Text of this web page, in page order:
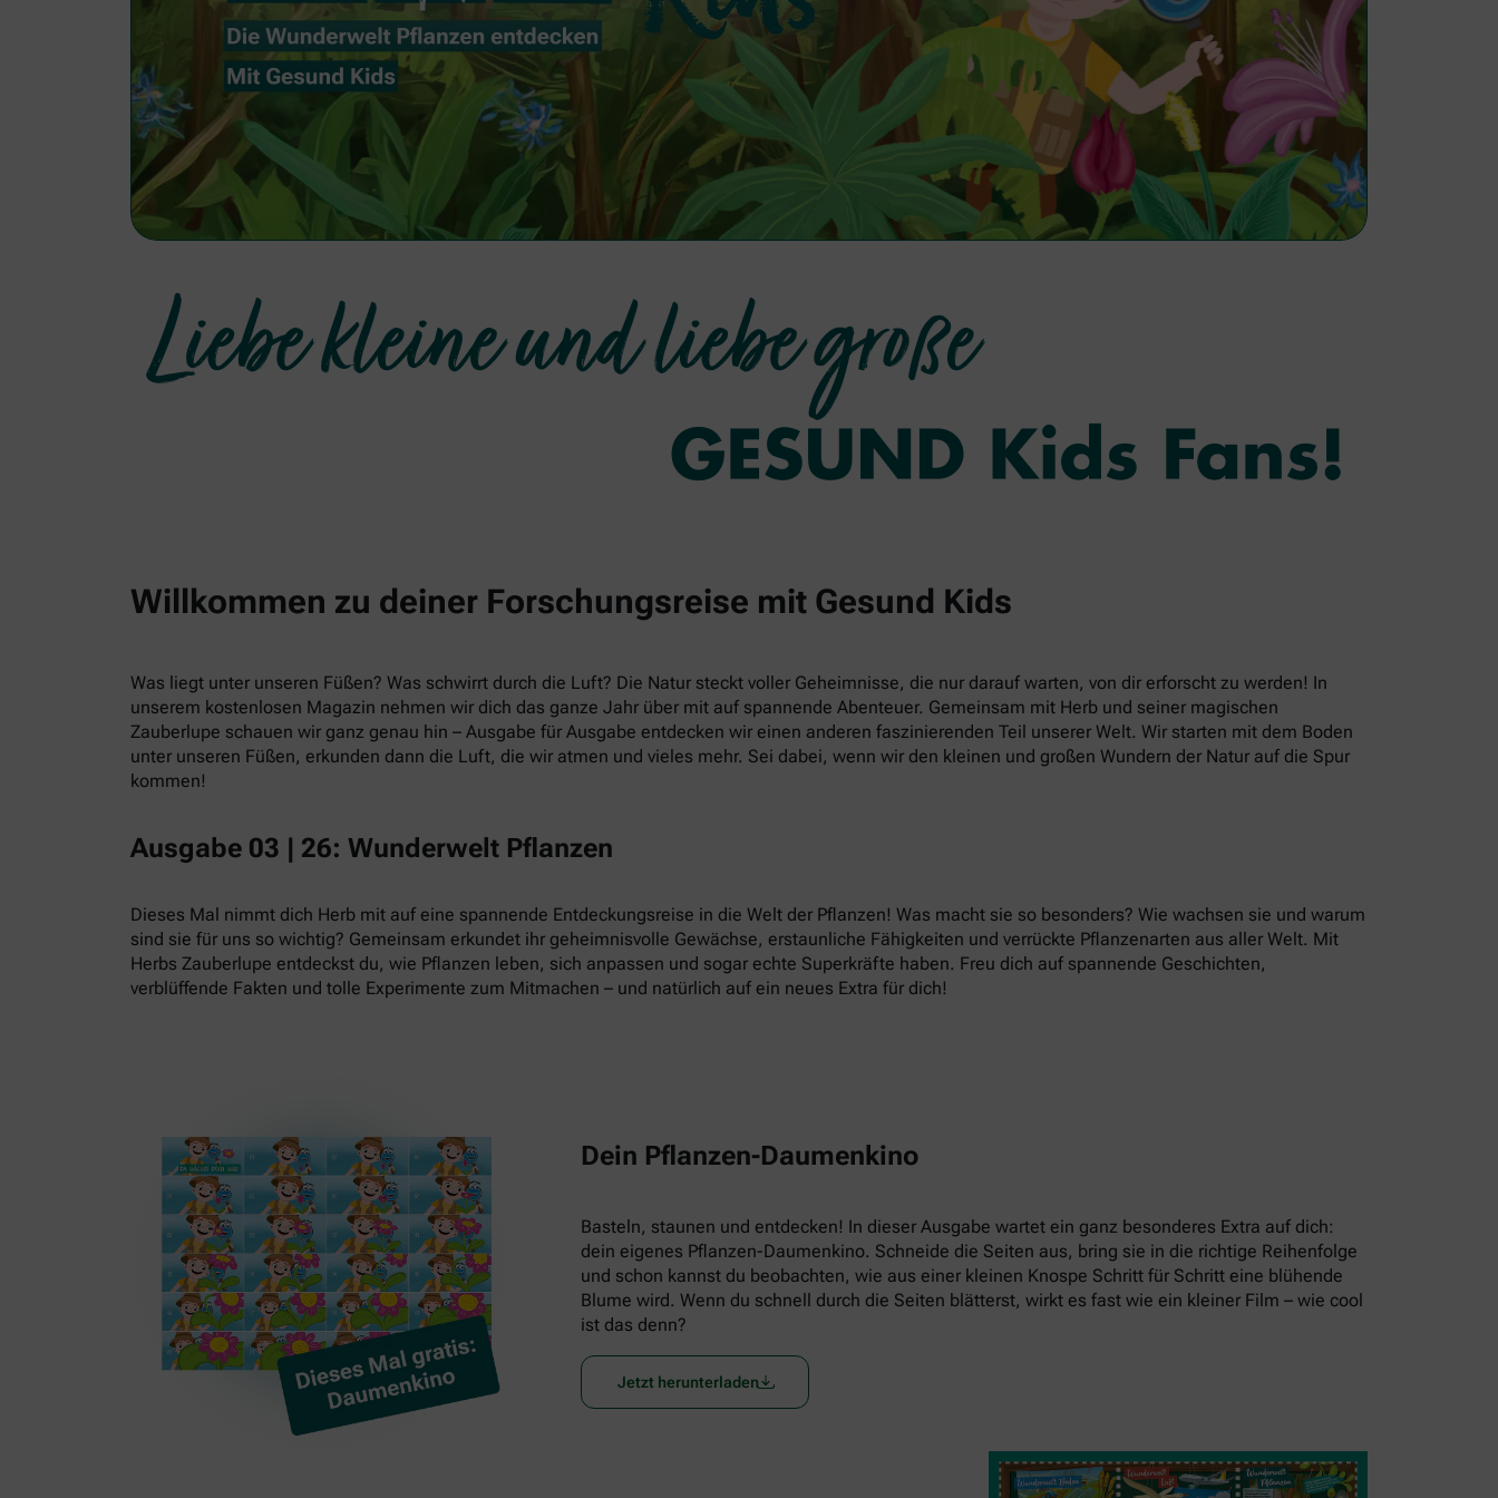
Willkommen zu deiner Forschungsreise mit Gesund Kids
Was liegt unter unseren Füßen? Was schwirrt durch die Luft? Die Natur steckt voller Geheimnisse, die nur darauf warten, von dir erforscht zu werden! In
unserem kostenlosen Magazin nehmen wir dich das ganze Jahr über mit auf spannende Abenteuer. Gemeinsam mit Herb und seiner magischen
Zauberlupe schauen wir ganz genau hin – Ausgabe für Ausgabe entdecken wir einen anderen faszinierenden Teil unserer Welt. Wir starten mit dem Boden
unter unseren Füßen, erkunden dann die Luft, die wir atmen und vieles mehr. Sei dabei, wenn wir den kleinen und großen Wundern der Natur auf die Spur
kommen!
Ausgabe 03 | 26: Wunderwelt Pflanzen
Dieses Mal nimmt dich Herb mit auf eine spannende Entdeckungsreise in die Welt der Pflanzen! Was macht sie so besonders? Wie wachsen sie und warum
sind sie für uns so wichtig? Gemeinsam erkundet ihr geheimnisvolle Gewächse, erstaunliche Fähigkeiten und verrückte Pflanzenarten aus aller Welt. Mit
Herbs Zauberlupe entdeckst du, wie Pflanzen leben, sich anpassen und sogar echte Superkräfte haben. Freu dich auf spannende Geschichten,
verblüffende Fakten und tolle Experimente zum Mitmachen – und natürlich auf ein neues Extra für dich!
Dein Pflanzen-Daumenkino
Basteln, staunen und entdecken! In dieser Ausgabe wartet ein ganz besonderes Extra auf dich:
dein eigenes Pflanzen-Daumenkino. Schneide die Seiten aus, bring sie in die richtige Reihenfolge
und schon kannst du beobachten, wie aus einer kleinen Knospe Schritt für Schritt eine blühende
Blume wird. Wenn du schnell durch die Seiten blätterst, wirkt es fast wie ein kleiner Film – wie cool
ist das denn?
Jetzt herunterladen